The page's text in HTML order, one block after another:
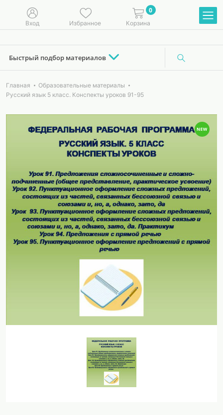
Вход Избранное
0
Корзина
Быстрый подбор материалов
Главная
Образовательные материалы
Русский язык 5 класс. Конспекты уроков 91-95